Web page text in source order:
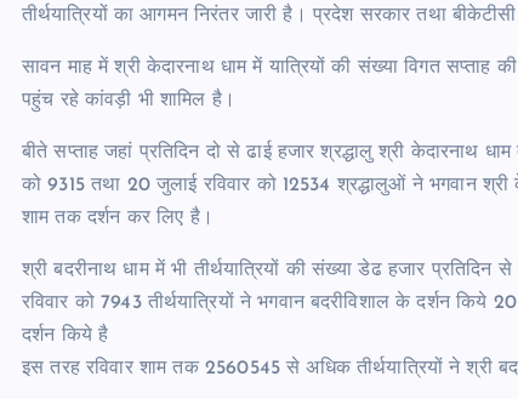
तीर्थयात्रियों का आगमन निरंतर जारी है। प्रदेश सरकार तथा
सावन माह में श्री केदारनाथ धाम में यात्रियों की संख्या विगत
पहुंच रहे कांवड़ी भी शामिल है।
बीते सप्ताह जहां प्रतिदिन दो‌ से ढाई हजार श्रद्धालु श्री केदारनाथ
को 9315 तथा 20 जुलाई रविवार को 12534 श्रद्धालुओं ने भगवान
शाम तक दर्शन कर लिए है।
श्री बदरीनाथ धाम में भी तीर्थयात्रियों की संख्या डेढ हजार
रविवार को 7943 तीर्थयात्रियों ने भगवान बदरीविशाल के दर्शन किये
दर्शन किये है
इस तरह रविवार शाम तक 2560545 से अधिक तीर्थयात्रियों ने श्री